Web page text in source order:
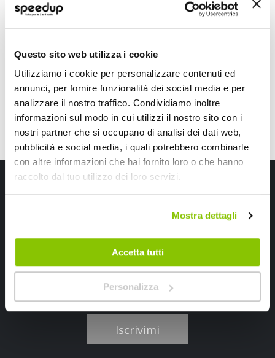
Questo sito web utilizza i cookie
Utilizziamo i cookie per personalizzare contenuti ed
annunci, per fornire funzionalità dei social media e per
analizzare il nostro traffico. Condividiamo inoltre
informazioni sul modo in cui utilizzi il nostro sito con i
nostri partner che si occupano di analisi dei dati web,
pubblicità e social media, i quali potrebbero combinarle
con altre informazioni che hai fornito loro o che hanno
raccolto dal tuo utilizzo dei loro servizi.
Mostra dettagli
Accetta tutti
Personalizza
BARRACUDA
Universale
CONSEGNA IN 48H Spedizione gratuita!
BARRACUDA
Nero opaco L. 230mm
Iscriviti alla newsletter Speedup
Iscrivimi